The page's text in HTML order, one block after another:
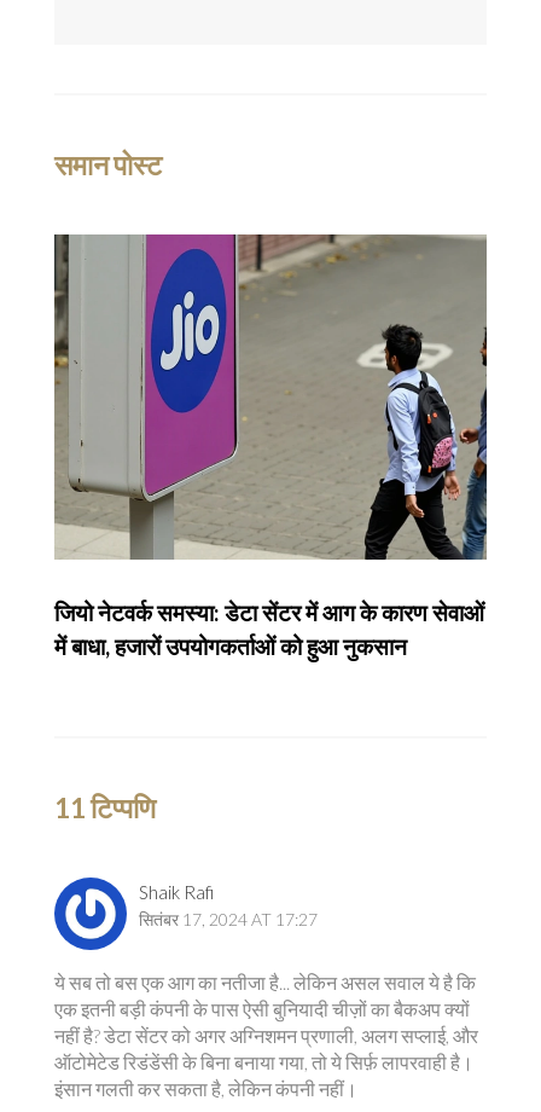
समान पोस्ट
जियो नेटवर्क समस्या: डेटा सेंटर में आग के कारण सेवाओं
में बाधा, हजारों उपयोगकर्ताओं को हुआ नुकसान
11 टिप्पणि
Shaik Rafi
सितंबर 17, 2024 AT 17:27
ये सब तो बस एक आग का नतीजा है... लेकिन असल सवाल ये है कि
एक इतनी बड़ी कंपनी के पास ऐसी बुनियादी चीज़ों का बैकअप क्यों
नहीं है? डेटा सेंटर को अगर अग्निशमन प्रणाली, अलग सप्लाई, और
ऑटोमेटेड रिडंडेंसी के बिना बनाया गया, तो ये सिर्फ़ लापरवाही है।
इंसान गलती कर सकता है, लेकिन कंपनी नहीं।